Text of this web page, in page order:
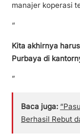
manajer koperasi
“
Kita akhirnya
Purbaya di
”
Baca juga:
Berhasil Rebut